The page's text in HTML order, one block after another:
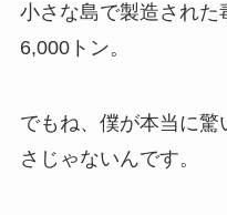
小さな島で製造され
6,000トン。
でもね、僕が本当に
さじゃないんです。